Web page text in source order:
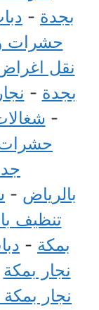
بجدة -
حشرات
نقل
بجدة -
-
بالرياض -
تنظيف
بمكة -
نجار بمكة
نجار